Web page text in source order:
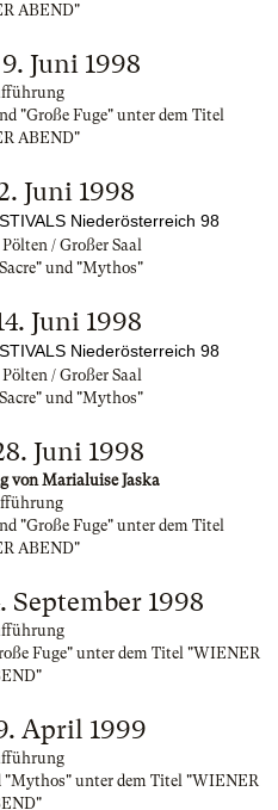
ABEND"
Juni 1998
"Große Fuge" unter dem Titel
ABEND"
Juni 1998
Niederösterreich 98
/ Großer Saal
und "Mythos"
Juni 1998
Niederösterreich 98
/ Großer Saal
und "Mythos"
Juni 1998
von Marialuise Jaska
"Große Fuge" unter dem Titel
ABEND"
September 1998
Fuge" unter dem Titel "WIENER
April 1999
"Mythos" unter dem Titel "WIENER